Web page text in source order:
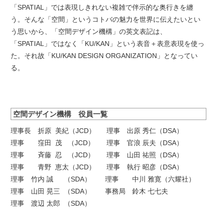
「SPATIAL」では表現しきれない複雑で伴示的な奥行きを纏
う。そんな「空間」というコトバの魅力を世界に伝えたいとい
う思いから、「空間デザイン機構」の英文表記は、
「SPATIAL」ではなく「KU/KAN」という表音＋表意表現を使っ
た。それ故「KU/KAN DESIGN ORGANIZATION」となってい
る。
空間デザイン機構 役員一覧
理事長 折原 美紀（JCD）
理事 窪田 茂 （JCD）
理事 斉藤 忍 （JCD）
理事 青野 恵太（JCD）
理事 出原 秀仁（DSA）
理事 官浪 辰夫（DSA）
理事 山田 祐照（DSA）
理事 執行 昭彦（DSA）
理事 竹内 誠 （SDA）
理事 山田 晃三 （SDA）
理事 渡辺 太郎 （SDA）
理事 中川 雅寛（六耀社）
事務局 鈴木 七七夫